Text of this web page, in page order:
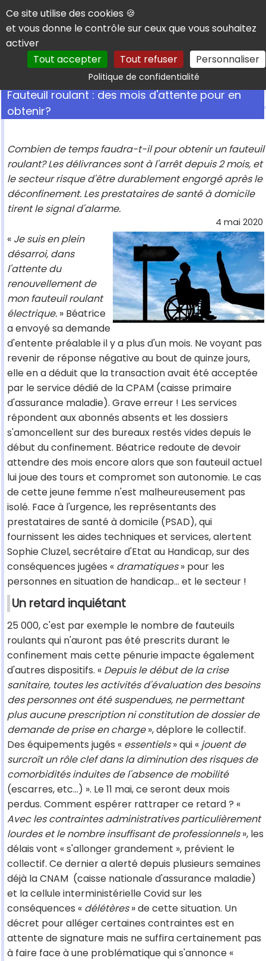
Panneau de gestion des cookies
Ce site utilise des cookies 🍪
et vous donne le contrôle sur ceux que vous souhaitez
activer
Tout accepter
Tout refuser Personnaliser
Politique de confidentialitéRechercher
Fauteuil roulant : des mois d'attente pour en
obtenir?
Combien de temps faudra-t-il pour obtenir un fauteuil
roulant? Les délivrances sont à l'arrêt depuis 2 mois, et
le secteur risque d'être durablement engorgé après le
déconfinement. Les prestataires de santé à domicile
tirent le signal d'alarme.
4 mai 2020
« Je suis en plein
désarroi, dans
l'attente du
renouvellement de
mon fauteuil roulant
électrique. » Béatrice
a envoyé sa demande
d'entente préalable il y a plus d'un mois. Ne voyant pas
revenir de réponse négative au bout de quinze jours,
elle en a déduit que la transaction avait été acceptée
par le service dédié de la CPAM (caisse primaire
d'assurance maladie). Grave erreur ! Les services
répondent aux abonnés absents et les dossiers
s'amoncellent sur des bureaux restés vides depuis le
début du confinement. Béatrice redoute de devoir
attendre des mois encore alors que son fauteuil actuel
lui joue des tours et compromet son autonomie. Le cas
de cette jeune femme n'est malheureusement pas
isolé. Face à l'urgence, les représentants des
prestataires de santé à domicile (PSAD), qui
fournissent les aides techniques et services, alertent
Sophie Cluzel, secrétaire d'Etat au Handicap, sur des
conséquences jugées « dramatiques» pour les
personnes en situation de handicap… et le secteur !
Un retard inquiétant
25 000, c'est par exemple le nombre de fauteuils
roulants qui n'auront pas été prescrits durant le
confinement mais cette pénurie impacte également
d'autres dispositifs. « Depuis le début de la crise
sanitaire, toutes les activités d'évaluation des besoins
des personnes ont été suspendues, ne permettant
plus aucune prescription ni constitution de dossier de
demande de prise en charge», déplore le collectif.
Des équipements jugés « essentiels» qui « jouent de
surcroît un rôle clef dans la diminution des risques de
comorbidités induites de l'absence de mobilité
(escarres, etc…) ». Le 11 mai, ce seront deux mois
perdus. Comment espérer rattraper ce retard ? «
Avec les contraintes administratives particulièrement
lourdes et le nombre insuffisant de professionnels», les
délais vont « s'allonger grandement », prévient le
collectif. Ce dernier a alerté depuis plusieurs semaines
déjà la CNAM (caisse nationale d'assurance maladie)
et la cellule interministérielle Covid sur les
conséquences « délétères» de cette situation. Un
décret pour alléger certaines contraintes est en
attente de signature mais ne suffira certainement pas
à faire face à une problématique qui s'annonce «